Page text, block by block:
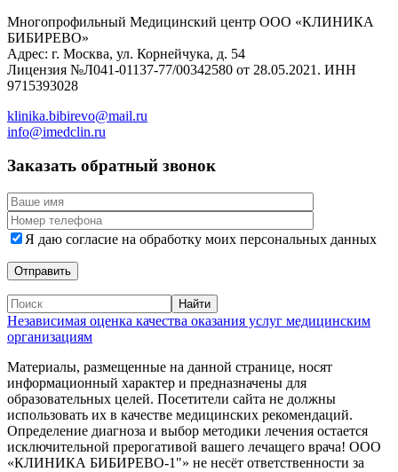
Многопрофильный Медицинский центр ООО «КЛИНИКА
БИБИРЕВО»
Адрес: г. Москва, ул. Корнейчука, д. 54
Лицензия №Л041-01137-77/00342580 от 28.05.2021. ИНН
9715393028
klinika.bibirevo@mail.ru
info@imedclin.ru
Заказать обратный звонок
Я даю согласие на обработку моих персональных данных
Независимая оценка качества оказания услуг медицинским
организациям
Материалы, размещенные на данной странице, носят
информационный характер и предназначены для
образовательных целей. Посетители сайта не должны
использовать их в качестве медицинских рекомендаций.
Определение диагноза и выбор методики лечения остается
исключительной прерогативой вашего лечащего врача! ООО
«КЛИНИКА БИБИРЕВО-1"» не несёт ответственности за